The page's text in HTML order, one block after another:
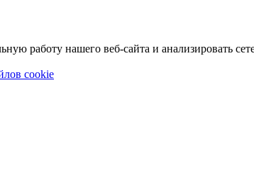
работу нашего веб-сайта и анализировать
cookie